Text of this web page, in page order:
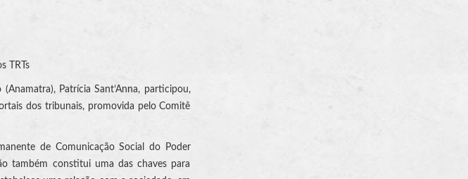
TRTs
Patrícia Sant’Anna, participou,
dos tribunais, promovida pelo Comitê
de Comunicação Social do Poder
também constitui uma das chaves para